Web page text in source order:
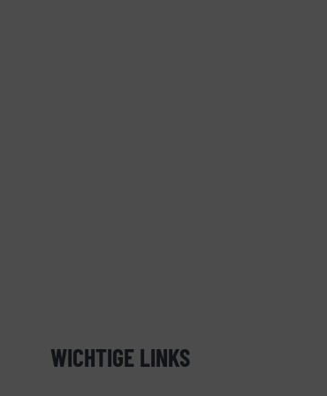
WICHTIGE LINKS